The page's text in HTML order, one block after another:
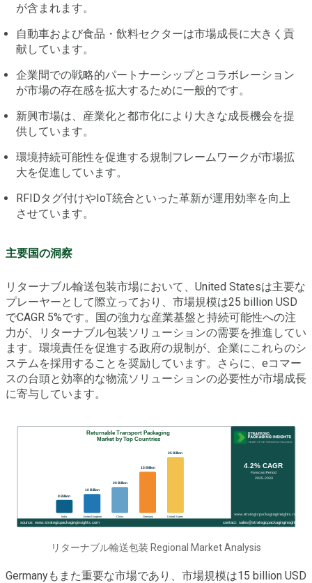
が含まれます。
自動車および食品・飲料セクターは市場成長に大きく貢
献しています。
企業間での戦略的パートナーシップとコラボレーション
が市場の存在感を拡大するために一般的です。
新興市場は、産業化と都市化により大きな成長機会を提
供しています。
環境持続可能性を促進する規制フレームワークが市場拡
大を促進しています。
RFIDタグ付けやIoT統合といった革新が運用効率を向上
させています。
主要国の洞察
リターナブル輸送包装市場において、United Statesは主要な
プレーヤーとして際立っており、市場規模は25 billion USD
でCAGR 5%です。国の強力な産業基盤と持続可能性への注
力が、リターナブル包装ソリューションの需要を推進してい
ます。環境責任を促進する政府の規制が、企業にこれらのシ
ステムを採用することを奨励しています。さらに、eコマー
スの台頭と効率的な物流ソリューションの必要性が市場成長
に寄与しています。
リターナブル輸送包装 Regional Market Analysis
Germanyもまた重要な市場であり、市場規模は15 billion USD